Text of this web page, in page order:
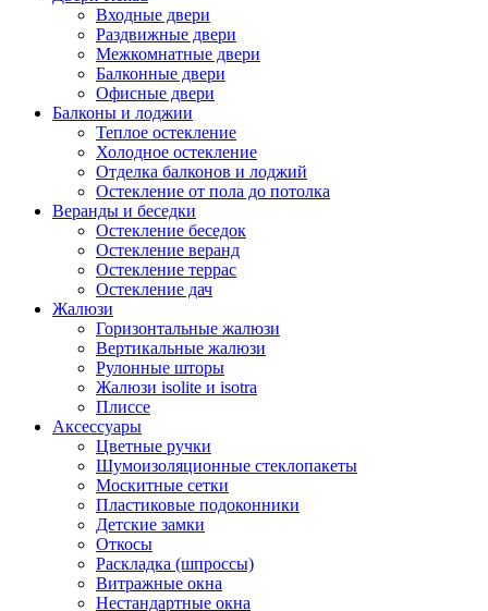
Входные двери
Раздвижные двери
Межкомнатные двери
Балконные двери
Офисные двери
Балконы и лоджии
Теплое остекление
Холодное остекление
Отделка балконов и лоджий
Остекление от пола до потолка
Веранды и беседки
Остекление беседок
Остекление веранд
Остекление террас
Остекление дач
Жалюзи
Горизонтальные жалюзи
Вертикальные жалюзи
Рулонные шторы
Жалюзи isolite и isotra
Плиссе
Аксессуары
Цветные ручки
Шумоизоляционные стеклопакеты
Москитные сетки
Пластиковые подоконники
Детские замки
Откосы
Раскладка (шпроссы)
Витражные окна
Нестандартные окна